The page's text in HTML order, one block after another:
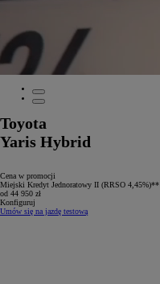
Toyota
Yaris Hybrid
Cena w promocji
Miejski Kredyt Jednoratowy II (RRSO 4,45%)**
od 44 950 zł
Konfiguruj
Umów się na jazdę testową